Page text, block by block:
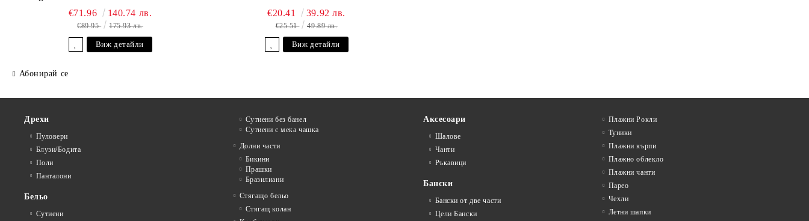
€71.96 140.74 лв.
€89.95 175.93 лв.
Виж детайли
€20.41 39.92 лв.
€25.51 49.89 лв.
Виж детайли
Абонирай се
Дрехи
Пуловери
Блузи/Бодита
Поли
Панталони
Бельо
Сутиени
Сутиени без банел
Сутиени с мека чашка
Долни части
Бикини
Прашки
Бразилиани
Стягащо бельо
Стягащ колан
Аксесоари
Шалове
Чанти
Ръкавици
Бански
Бански от две части
Цели Бански
Плажни Рокли
Туники
Плажни кърпи
Плажно облекло
Плажни чанти
Парео
Чехли
Летни шапки